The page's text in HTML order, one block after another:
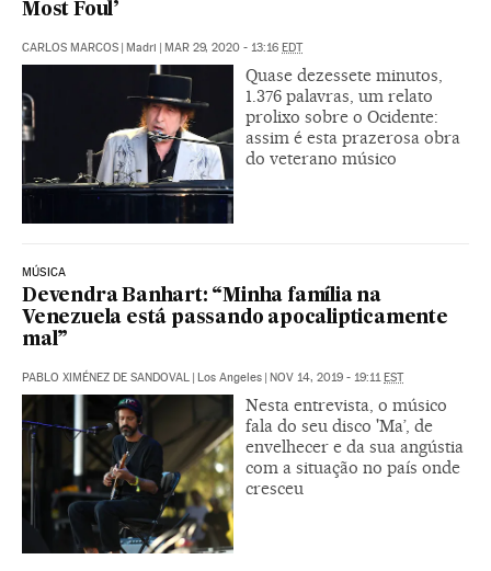
Most Foul’
CARLOS MARCOS Madri MAR 29, 2020 - 13:16 EDT
Quase dezessete minutos,
1.376 palavras, um relato
prolixo sobre o Ocidente:
assim é esta prazerosa obra
do veterano músico
MÚSICA
Devendra Banhart: “Minha família na
Venezuela está passando apocalipticamente
mal”
PABLO XIMÉNEZ DE SANDOVAL Los Angeles NOV 14, 2019 - 19:11 EST
Nesta entrevista, o músico
fala do seu disco 'Ma’, de
envelhecer e da sua angústia
com a situação no país onde
cresceu